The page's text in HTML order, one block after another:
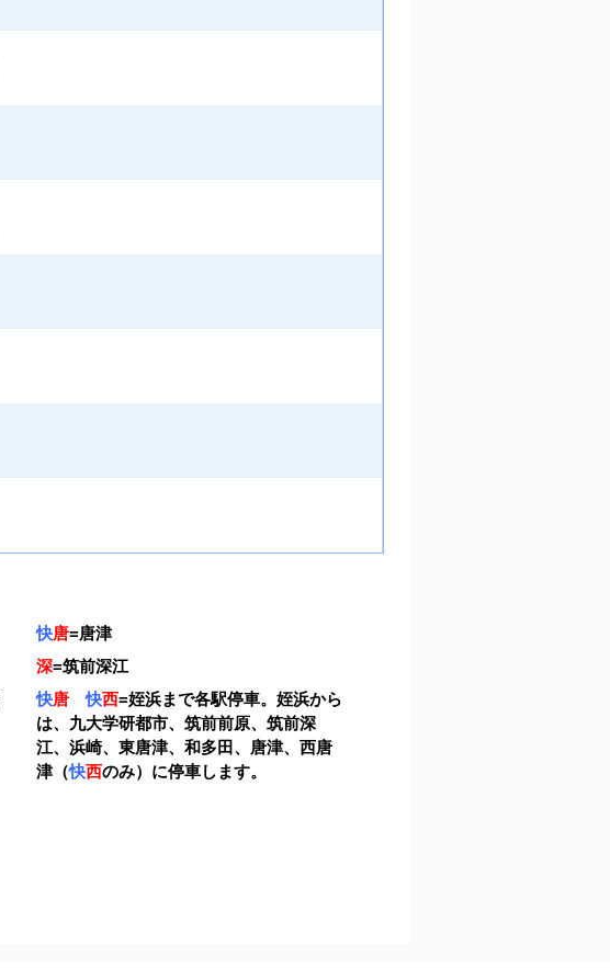
快唐=唐津
深=筑前深江
快唐 快西=姪浜まで各駅停車。姪浜から
は、九大学研都市、筑前前原、筑前深
江、浜崎、東唐津、和多田、唐津、西唐
津（快西のみ）に停車します。